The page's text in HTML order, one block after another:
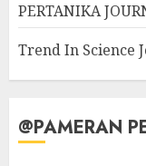
PERTANIKA
Trend In Science
@PAMERAN